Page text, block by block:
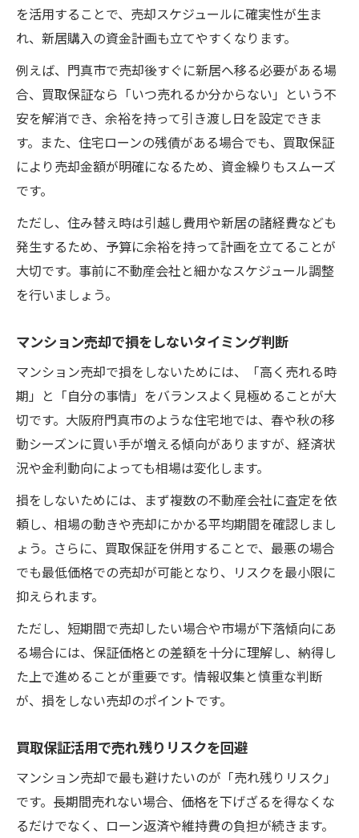
を活用することで、売却スケジュールに確実性が生ま
れ、新居購入の資金計画も立てやすくなります。
例えば、門真市で売却後すぐに新居へ移る必要がある場
合、買取保証なら「いつ売れるか分からない」という不
安を解消でき、余裕を持って引き渡し日を設定できま
す。また、住宅ローンの残債がある場合でも、買取保証
により売却金額が明確になるため、資金繰りもスムーズ
です。
ただし、住み替え時は引越し費用や新居の諸経費なども
発生するため、予算に余裕を持って計画を立てることが
大切です。事前に不動産会社と細かなスケジュール調整
を行いましょう。
マンション売却で損をしないタイミング判断
マンション売却で損をしないためには、「高く売れる時
期」と「自分の事情」をバランスよく見極めることが大
切です。大阪府門真市のような住宅地では、春や秋の移
動シーズンに買い手が増える傾向がありますが、経済状
況や金利動向によっても相場は変化します。
損をしないためには、まず複数の不動産会社に査定を依
頼し、相場の動きや売却にかかる平均期間を確認しまし
ょう。さらに、買取保証を併用することで、最悪の場合
でも最低価格での売却が可能となり、リスクを最小限に
抑えられます。
ただし、短期間で売却したい場合や市場が下落傾向にあ
る場合には、保証価格との差額を十分に理解し、納得し
た上で進めることが重要です。情報収集と慎重な判断
が、損をしない売却のポイントです。
買取保証活用で売れ残りリスクを回避
マンション売却で最も避けたいのが「売れ残りリスク」
です。長期間売れない場合、価格を下げざるを得なくな
るだけでなく、ローン返済や維持費の負担が続きます。